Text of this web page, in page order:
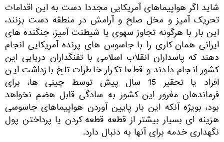
شاید اگر هواپیماهای آمریکایی مجددا دست به این اقدامات
تحریک آمیز و مخل صلح و آرامش در منطقه دست بزنند،
این بار با هرگونه تجاوز سهوی یا شیطنت آمیز، جنگنده های
ایرانی همان کاری را با جاسوس های پرنده آمریکایی انجام
دهند که پاسداران انقلاب اسلامی با تفنگداران دریایی این
کشور انجام دادند و قطعا تکرار خاطرات تلخ بازداشت این
افراد یا تحقیر 15 سال پیش توسط چینی ها، برای
فرماندهان مغرور این کشور به سادگی قابل هضم نخواهد
بود، بویژه آنکه این بار پایین آوردن هواپیماهای جاسوسی
هزینه ای بسیار بیشتر از قطعه قطعه کردن یا پرداختن پول
نگهداری خدمه برای آنها به دنبال دارد.